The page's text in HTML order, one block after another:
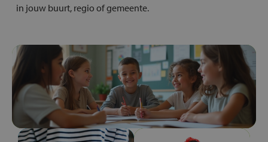
in jouw buurt, regio of gemeente.